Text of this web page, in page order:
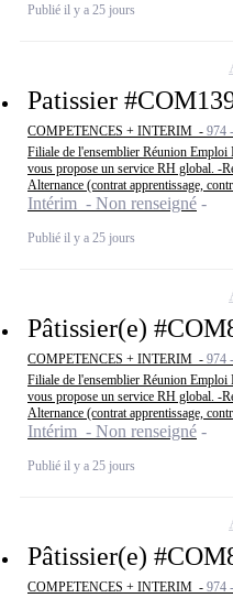
Publié il y a 25 jours
Patissier
COMPETENCES + INTERIM - 974
Filiale de l'ensemblier Réunion
vous propose un service RH global. -
Alternance (contrat apprentissage,
Intérim - Non renseigné
Publié il y a 25 jours
Pâtissier(e)
COMPETENCES + INTERIM - 974
Filiale de l'ensemblier Réunion
vous propose un service RH global. -
Alternance (contrat apprentissage,
Intérim - Non renseigné
Publié il y a 25 jours
Pâtissier(e)
COMPETENCES + INTERIM - 974